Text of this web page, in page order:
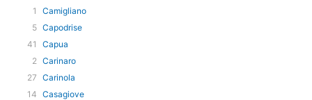
1
Camigliano
5 Capodrise
41
Capua
2 Carinaro
27 Carinola
14 Casagiove